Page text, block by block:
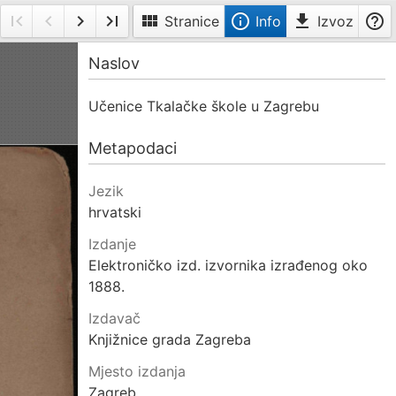
first_page
Prva
navigate_before
Prethodna
stranica
navigate_next
Sljedeća
stranica
last_page
Posljednja
stranica
view_module Stranice info_outline Info file_download Izvoz help_outline
Info
Naslov
Učenice Tkalačke škole u Zagrebu
Metapodaci
Jezik
hrvatski
Izdanje
Elektroničko izd. izvornika izrađenog oko
1888.
Izdavač
Knjižnice grada Zagreba
Mjesto izdanja
Zagreb